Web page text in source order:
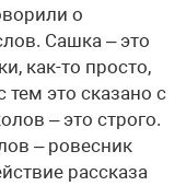
о
Сашка – это
как-то просто,
тем это сказано с
– это строго.
– ровесник
рассказа